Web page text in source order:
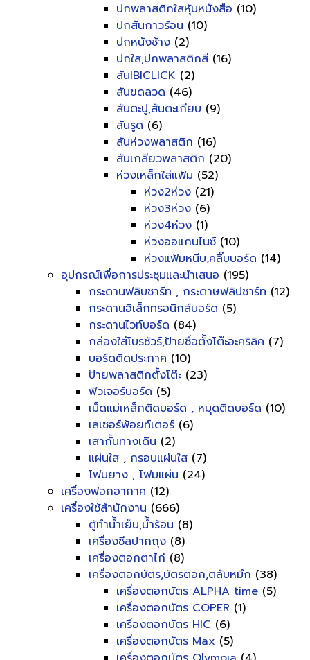
ปกพลาสติกใสหุ้มหนังสือ (10)
ปกสันกาวร้อน (10)
ปกหนังช้าง (2)
ปกใส,ปกพลาสติกสี (16)
สันIBICLICK (2)
สันขดลวด (46)
สันตะปู,สันตะเกียบ (9)
สันรูด (6)
สันห่วงพลาสติก (16)
สันเกลียวพลาสติก (20)
ห่วงเหล็กใส่แฟ้ม (52)
ห่วง2ห่วง (21)
ห่วง3ห่วง (6)
ห่วง4ห่วง (1)
ห่วงออแกนไนซ์ (10)
ห่วงแฟ้มหนีบ,คลิ๊บบอร์ด (14)
อุปกรณ์เพื่อการประชุมและนำเสนอ (195)
กระดานฟลิบชาร์ท , กระดาษฟลิปชาร์ท (12)
กระดานอิเล็กทรอนิกส์บอร์ด (5)
กระดานไวท์บอร์ด (84)
กล่องใส่โบรชัวร์,ป้ายชื่อตั้งโต๊ะอะคริลิค (7)
บอร์ดติดประกาศ (10)
ป้ายพลาสติกตั้งโต๊ะ (23)
ฟิวเจอร์บอร์ด (5)
เม็ดแม่เหล็กติดบอร์ด , หมุดติดบอร์ด (10)
เลเซอร์พ้อยท์เตอร์ (6)
เสากั้นทางเดิน (2)
แผ่นใส , กรอบแผ่นใส (7)
โฟมยาง , โฟมแผ่น (24)
เครื่องฟอกอากาศ (12)
เครื่องใช้สำนักงาน (666)
ตู้ทำน้ำเย็น,น้ำร้อน (8)
เครื่องซีลปากถุง (8)
เครื่องตอกตาไก่ (8)
เครื่องตอกบัตร,บัตรตอก,ตลับหมึก (38)
เครื่องตอกบัตร ALPHA time (5)
เครื่องตอกบัตร COPER (1)
เครื่องตอกบัตร HIC (6)
เครื่องตอกบัตร Max (5)